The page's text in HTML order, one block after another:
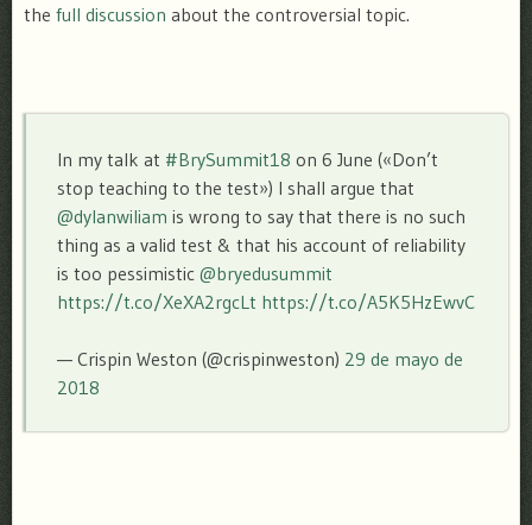
the full discussion about the controversial topic.
In my talk at #BrySummit18 on 6 June («Don’t
stop teaching to the test») I shall argue that
@dylanwiliam is wrong to say that there is no such
thing as a valid test & that his account of reliability
is too pessimistic @bryedusummit
https://t.co/XeXA2rgcLt https://t.co/A5K5HzEwvC
— Crispin Weston (@crispinweston) 29 de mayo de
2018